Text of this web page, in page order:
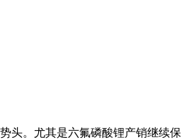
头。尤其是六氟磷酸锂产销继续保